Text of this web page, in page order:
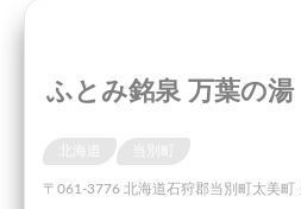
ふとみ銘泉 万葉の湯
〒061-3776 北海道石狩郡当別町太美町